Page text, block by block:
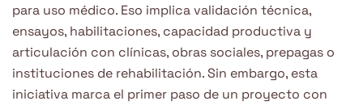
para uso médico. Eso implica validación técnica,
ensayos, habilitaciones, capacidad productiva y
articulación con clínicas, obras sociales, prepagas o
instituciones de rehabilitación. Sin embargo, esta
iniciativa marca el primer paso de un proyecto con